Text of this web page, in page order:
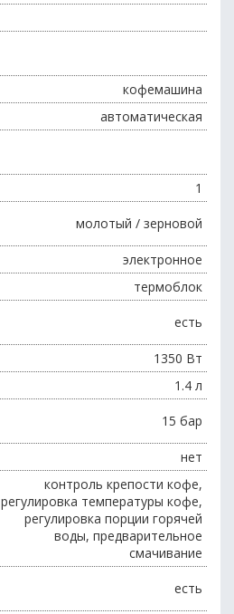
кофемашина
автоматическая
1
молотый / зерновой
электронное
термоблок
есть
1350 Вт
1.4 л
15 бар
нет
контроль крепости кофе,
регулировка температуры кофе,
регулировка порции горячей
воды, предварительное
смачивание
есть